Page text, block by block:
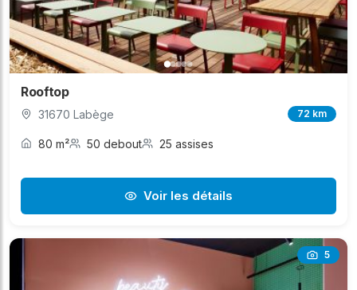
Rooftop
31670 Labège 72 km
80 m² 50 debout 25 assises
Voir les détails
5